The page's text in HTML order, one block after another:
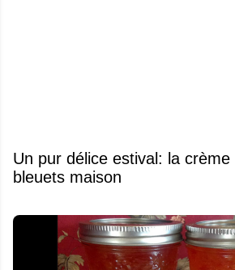
Un pur délice estival: la crème
bleuets maison